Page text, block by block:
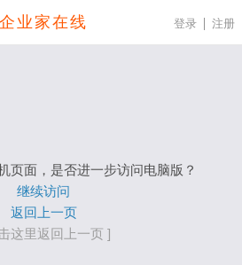
企业家在线 登录 注册
页面，是否进一步访问电脑版？
继续访问
返回上一页
这里返回上一页 ]